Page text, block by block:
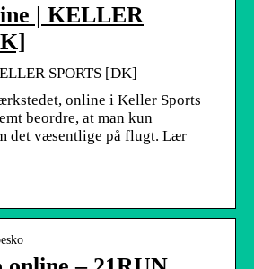
| KELLER
SPORTS [DK]
online i Keller Sports
beordre, at man kun
det væsentlige på flugt. Lær